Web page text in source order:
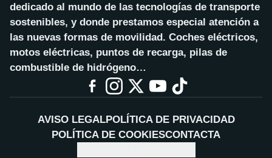
dedicado al mundo de las tecnologías de transporte
sostenibles, y donde prestamos especial atención a
las nuevas formas de movilidad. Coches eléctricos,
motos eléctricas, puntos de recarga, pilas de
combustible de hidrógeno…
AVISO LEGALPOLÍTICA DE PRIVACIDAD
POLÍTICA DE COOKIESCONTACTA